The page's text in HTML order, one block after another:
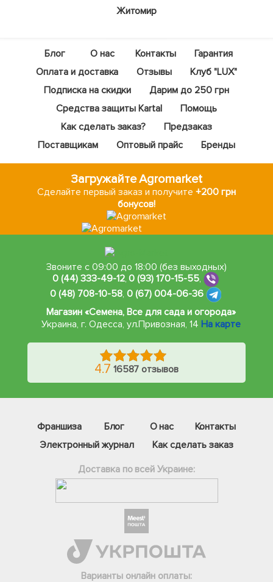
Житомир
Блог О нас Контакты
Гарантия
Оплата и доставка
Отзывы
Клуб "LUX"
Подписка на скидки
Дарим до 250 грн
Средства защиты Kartal
Помощь
Как сделать заказ?
Предзаказ
Поставщикам
Оптовый прайс Бренды
Загружайте Agromarket
Сделайте первый заказ и получите +200 грн
бонусов!
Звоните с 09:00 до 18:00 (без выходных)
0 (44) 333-49-12,0 (93) 170-15-55,
0 (48) 708-10-58, 0 (67) 004-06-36
Магазин «Семена, Все для сада и огорода»
Украина, г. Одесса, ул.Привозная, 14 На карте
4.7 16587 отзывов
Франшиза Блог О нас
Контакты
Электронный журнал
Как сделать заказ
Доставка по всей Украине:
Варианты онлайн оплаты:
Інстаграм